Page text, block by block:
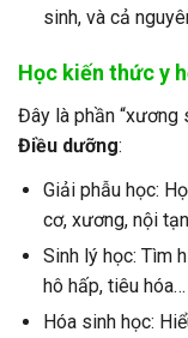
sinh, và cả
Học kiến thức y
Đây là phần “xương
Điều dưỡng:
Giải phẫu học:
cơ, xương, nội
Sinh lý học: Tìm
hô hấp, tiêu hóa…
Hóa sinh học: